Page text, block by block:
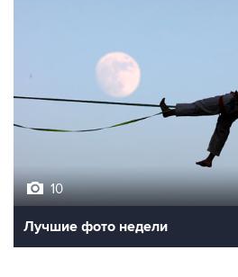
10
Лучшие фото недели